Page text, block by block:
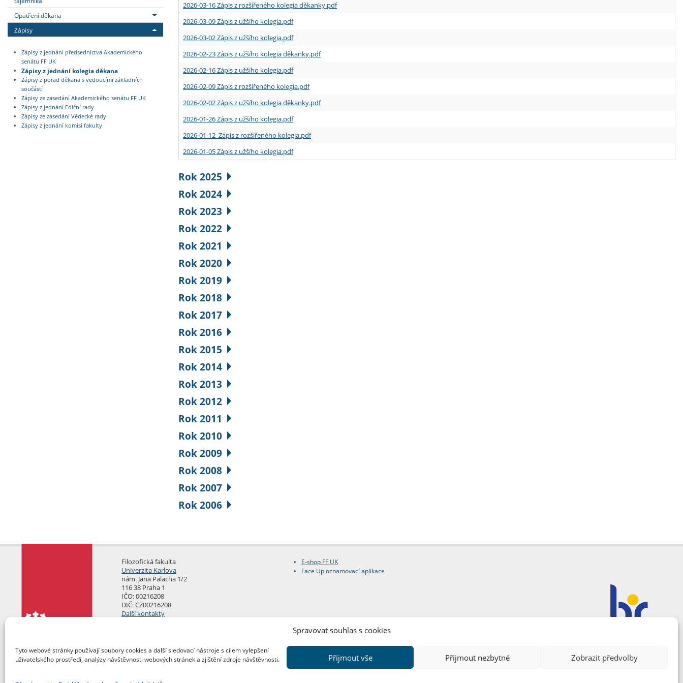
Spravovat souhlas s cookies
Tyto webové stránky používají soubory cookies a další sledovací nástroje s cílem vylepšení
uživatelského prostředí, analýzy návštěvnosti webových stránek a zjištění zdroje návštěvnosti.
Přijmout vše Přijmout nezbytné Zobrazit předvolby
Opatření děkana
Zápisy
Zápisy z jednání předsednictva Akademického
senátu FF UK
Zápisy z jednání kolegia děkana
Zápisy z porad děkana s vedoucími základních
součástí
Zápisy ze zasedání Akademického senátu FF UK
Zápisy z jednání Ediční rady
Zápisy ze zasedání Vědecké rady
Zápisy z jednání komisí fakulty
2026-03-16 Zápis z rozšířeného kolegia děkanky.pdf
2026-03-09 Zápis z užšího kolegia.pdf
2026-03-02 Zápis z užšího kolegia.pdf
2026-02-23 Zápis z užšího kolegia děkanky.pdf
2026-02-16 Zápis z užšího kolegia.pdf
2026-02-09 Zápis z rozšířeného kolegia.pdf
2026-02-02 Zápis z užšího kolegia děkanky.pdf
2026-01-26 Zápis z užšího kolegia.pdf
2026-01-12 Zápis z rozšířeného kolegia.pdf
2026-01-05 Zápis z užšího kolegia.pdf
Rok 2025
Rok 2024
Rok 2023
Rok 2022
Rok 2021
Rok 2020
Rok 2019
Rok 2018
Rok 2017
Rok 2016
Rok 2015
Rok 2014
Rok 2013
Rok 2012
Rok 2011
Rok 2010
Rok 2009
Rok 2008
Rok 2007
Rok 2006
Filozofická fakulta
Univerzita Karlova
nám. Jana Palacha 1/2
116 38 Praha 1
IČO: 00216208
DIČ: CZ00216208
Další kontakty
E-shop FF UK
Face Up oznamovací aplikace